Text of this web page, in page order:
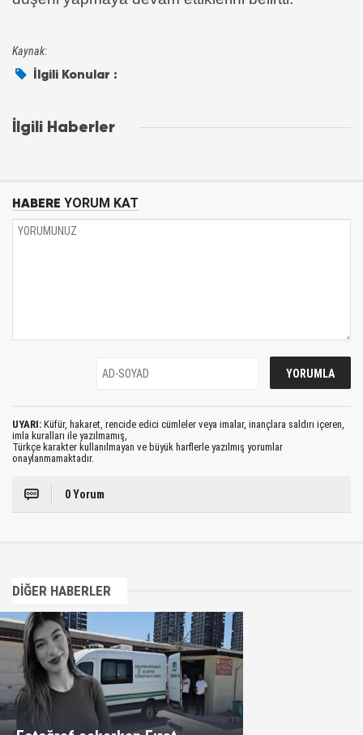
Kaynak:
İlgili Konular :
İlgili Haberler
HABERE YORUM KAT
UYARI: Küfür, hakaret, rencide edici cümleler veya imalar, inançlara saldırı içeren,
imla kuralları ile yazılmamış,
Türkçe karakter kullanılmayan ve büyük harflerle yazılmış yorumlar
onaylanmamaktadır.
0 Yorum
DİĞER HABERLER